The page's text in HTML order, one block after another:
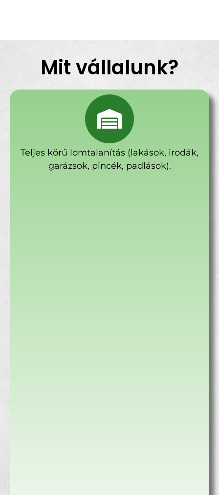
Mit vállalunk?
Teljes körű lomtalanítás (lakások, irodák,
garázsok, pincék, padlások).